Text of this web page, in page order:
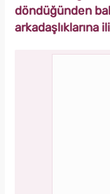
döndüğünden
arkadaşlıklarına